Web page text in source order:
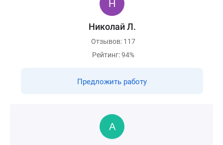
Николай Л.
Отзывов: 117
Рейтинг: 94%
Предложить работу